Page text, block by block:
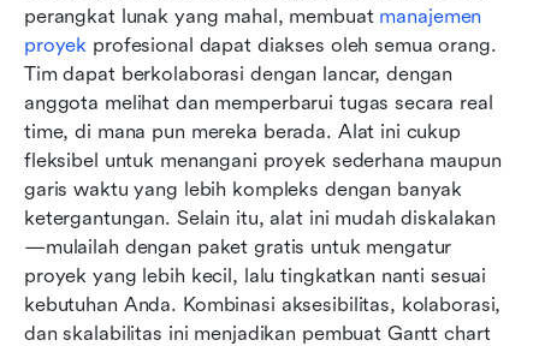
perangkat lunak yang mahal, membuat manajemen
proyek profesional dapat diakses oleh semua orang.
Tim dapat berkolaborasi dengan lancar, dengan
anggota melihat dan memperbarui tugas secara real
time, di mana pun mereka berada. Alat ini cukup
fleksibel untuk menangani proyek sederhana maupun
garis waktu yang lebih kompleks dengan banyak
ketergantungan. Selain itu, alat ini mudah diskalakan
—mulailah dengan paket gratis untuk mengatur
proyek yang lebih kecil, lalu tingkatkan nanti sesuai
kebutuhan Anda. Kombinasi aksesibilitas, kolaborasi,
dan skalabilitas ini menjadikan pembuat Gantt chart